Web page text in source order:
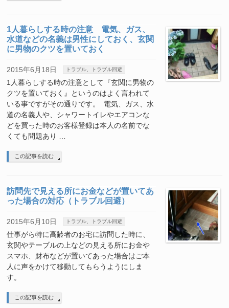
1人暮らしする時の注意 電気、ガス、
水道などの名義は男性にしておく、玄関
に男物のクツを置いておく
2015年6月18日 トラブル、トラブル回避
1人暮らしする時の注意として『玄関に男物の
クツを置いておく』というのはよく言われて
いる事ですがその通りです。 電気、ガス、水
道の名義人や、シャワートイレやエアコンな
どを買った時のお客様登録は本人の名前でな
くても問題あり …
この記事を読む
訪問先で見える所にお金などが置いてあ
った場合の対応（トラブル回避）
2015年6月10日 トラブル、トラブル回避
仕事がら特に高齢者のお宅に訪問した時に、
玄関やテーブルの上などの見える所にお金や
スマホ、財布などが置いてあった場合はご本
人に声をかけて移動してもらうようにしま
す。
この記事を読む